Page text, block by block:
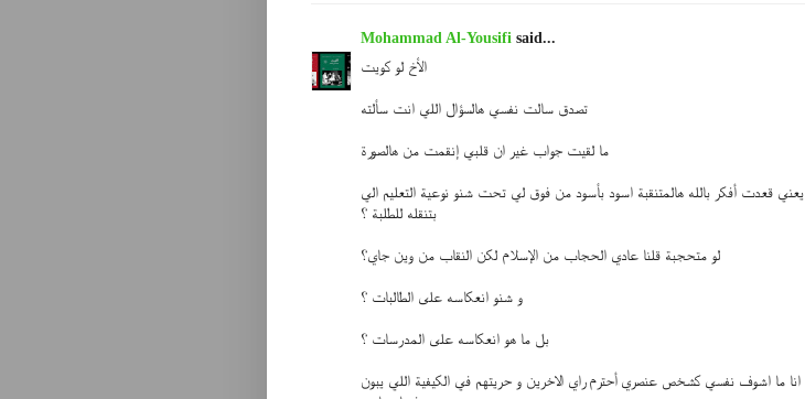
Mohammad Al-Yousifi said...
الأخ لو كويت
تصدق سالت نفسي هالسؤال اللي انت سألته
ما لقيت جواب غير ان قلبي إنقمت من هالصورة
يعني قعدت أفكر بالله هالمتنقبة اسود بأسود من فوق لي تحت شنو نوعية التعليم الي
بتنقله للطلبة ؟
لو متحجبة قلنا عادي الحجاب من الإسلام لكن النقاب من وين جاي؟
و شنو انعكاسه على الطالبات ؟
بل ما هو انعكاسه على المدرسات ؟
انا ما اشوف نفسي كشخص عنصري أحترم راي الاخرين و حريتهم في الكيفية اللي يبون